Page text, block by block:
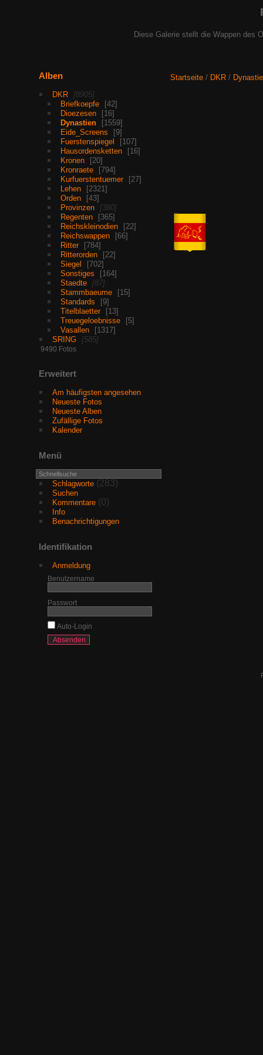
Diese Galerie stellt die Wappen des
Alben
DKR
8905
Briefkoepfe
42
Dioezesen
16
Dynastien
1559
Eide_Screens
9
Fuerstenspiegel
107
Hausordensketten
16
Kronen
20
Kronraete
794
Kurfuerstentuemer
27
Lehen
2321
Orden
43
Provinzen
380
Regenten
365
Reichskleinodien
22
Reichswappen
66
Ritter
784
Ritterorden
22
Siegel
702
Sonstiges
164
Staedte
87
Stammbaeume
15
Standards
9
Titelblaetter
13
Treuegeloebnisse
5
Vasallen
1317
SRING
585
9490 Fotos
Erweitert
Am häufigsten angesehen
Neueste Fotos
Neueste Alben
Zufällige Fotos
Kalender
Menü
Schlagworte(283)
Suchen
Kommentare(0)
Info
Benachrichtigungen
Identifikation
Anmeldung
Benutzername
Passwort
Auto-Login
Startseite / DKR /